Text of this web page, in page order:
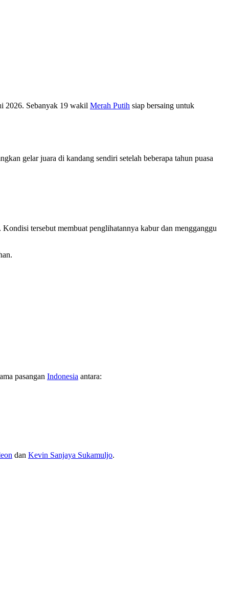
2026. Sebanyak 19 wakil Merah Putih siap bersaing untuk
gelar juara di kandang sendiri setelah beberapa tahun puasa
tersebut membuat penglihatannya kabur dan mengganggu
pasangan Indonesia antara:
dan Kevin Sanjaya Sukamuljo.